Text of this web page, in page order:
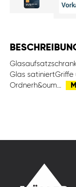
Glas satiniertGriffe
Ordnerh&oum…